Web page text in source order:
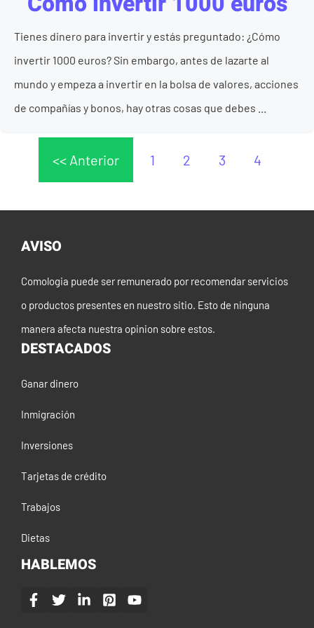
Tienes dinero para invertir y estás preguntado: ¿Cómo
invertir 1000 euros? Sin embargo, antes de lazarte al
mundo y empeza a invertir en la bolsa de valores, acciones
de compañías y bonos, hay otras cosas que debes ...
<< Anterior 1 2 3 4
AVISO
Comologia puede ser remunerado por recomendar servicios
o productos presentes en nuestro sitio. Esto de ninguna
manera afecta nuestra opinion sobre estos.
DESTACADOS
Ganar dinero
Inmigración
Inversiones
Tarjetas de crédito
Trabajos
Dietas
HABLEMOS